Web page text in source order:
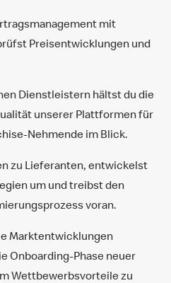
mit
Preisentwicklungen und
Dienstleistern hältst du die
unserer Plattformen für
Nehmende im Blick.
zu Lieferanten, entwickelst
um und treibst den
voran.
Marktentwicklungen
Onboarding-Phase neuer
Wettbewerbsvorteile zu